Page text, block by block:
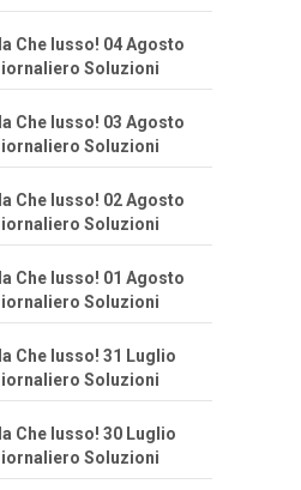
Che lusso! 04 Agosto
Soluzioni
Che lusso! 03 Agosto
Soluzioni
Che lusso! 02 Agosto
Soluzioni
Che lusso! 01 Agosto
Soluzioni
Che lusso! 31 Luglio
Soluzioni
Che lusso! 30 Luglio
Soluzioni